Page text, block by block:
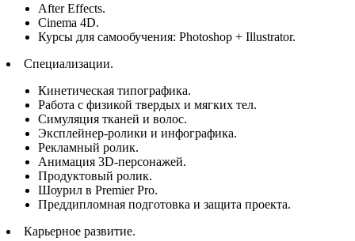
After Effects.
Cinema 4D.
Курсы для самообучения: Photoshop + Illustrator.
Специализации.
Кинетическая типографика.
Работа с физикой твердых и мягких тел.
Симуляция тканей и волос.
Эксплейнер-ролики и инфографика.
Рекламный ролик.
Анимация 3D-персонажей.
Продуктовый ролик.
Шоурил в Premier Pro.
Преддипломная подготовка и защита проекта.
Карьерное развитие.